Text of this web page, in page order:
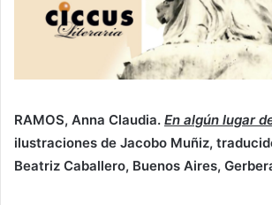
RAMOS, Anna Claudia. En algún lugar
ilustraciones de Jacobo Muñiz,
Beatriz Caballero, Buenos Aires,